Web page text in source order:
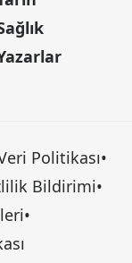
Politikası•
Bildirimi•
•